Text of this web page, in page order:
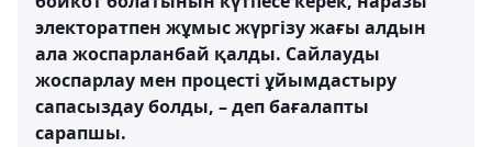
электоратпен жұмыс жүргізу жағы алдын
ала жоспарланбай қалды. Сайлауды
жоспарлау мен процесті ұйымдастыру
сапасыздау болды, – деп бағалапты
сарапшы.